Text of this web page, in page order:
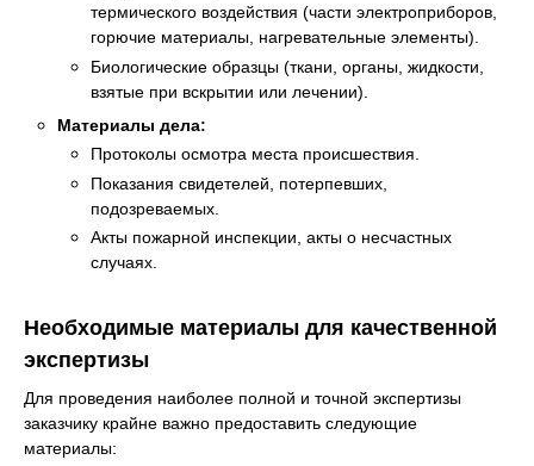
термического воздействия (части электроприборов,
горючие материалы, нагревательные элементы).
Биологические образцы (ткани, органы, жидкости,
взятые при вскрытии или лечении).
Материалы дела:
Протоколы осмотра места происшествия.
Показания свидетелей, потерпевших,
подозреваемых.
Акты пожарной инспекции, акты о несчастных
случаях.
Необходимые материалы для качественной
экспертизы
Для проведения наиболее полной и точной экспертизы
заказчику крайне важно предоставить следующие
материалы: